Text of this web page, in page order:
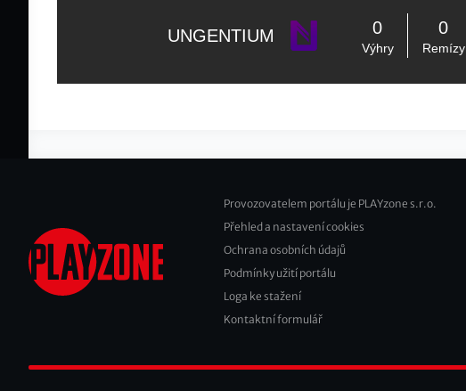
UNGENTIUM 0
Výhry
0
Remízy
Footer
2
Provozovatelem portálu je PLAYzone s.r.o.
Přehled a nastavení cookies
Ochrana osobních údajů
Podmínky užití portálu
Loga ke stažení
Kontaktní formulář